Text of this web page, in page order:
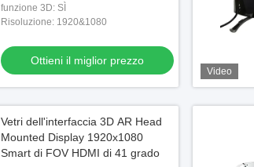
funzione 3D: SÌ
Risoluzione: 1920&1080
Ottieni il miglior prezzo
Video
Vetri dell'interfaccia 3D AR Head
Mounted Display 1920x1080
Smart di FOV HDMI di 41 grado